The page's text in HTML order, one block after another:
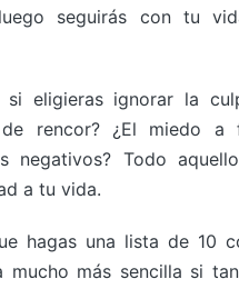
seguirás con tu
si eligieras ignorar la
de rencor? ¿El miedo a
negativos? Todo
a tu vida.
hagas una lista de 10
mucho más sencilla si